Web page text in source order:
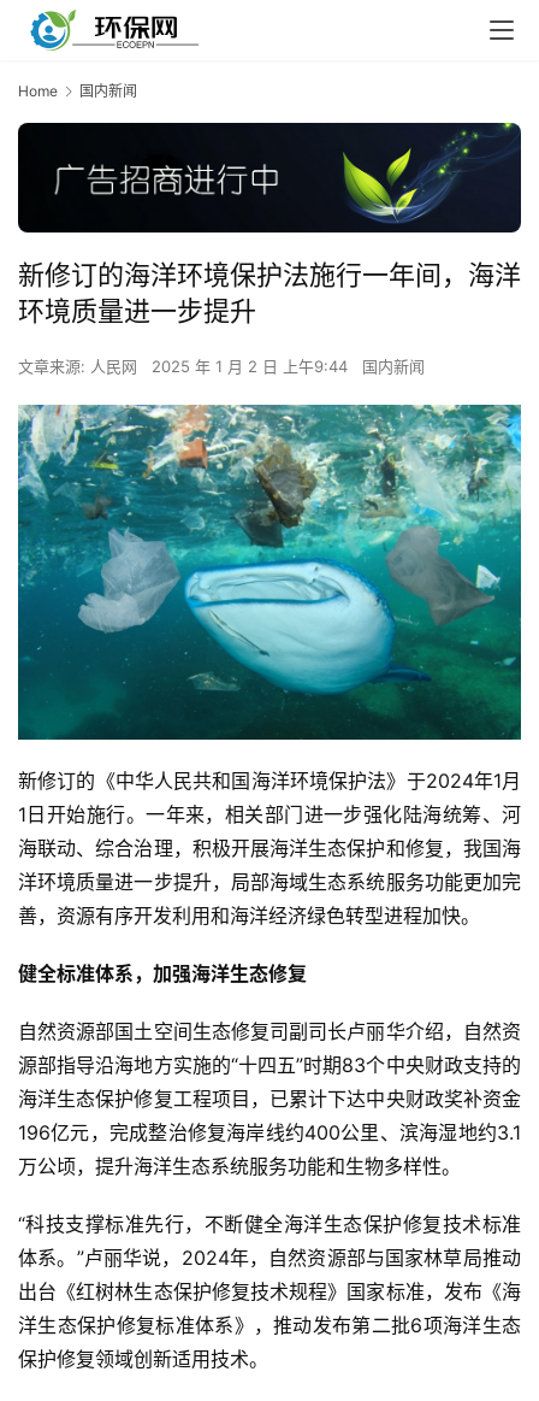
Home 国内新闻
新修订的海洋环境保护法施行一年间，海洋
环境质量进一步提升
文章来源: 人民网 2025 年 1 月 2 日 上午9:44 国内新闻
新修订的《中华人民共和国海洋环境保护法》于2024年1月
1日开始施行。一年来，相关部门进一步强化陆海统筹、河
海联动、综合治理，积极开展海洋生态保护和修复，我国海
洋环境质量进一步提升，局部海域生态系统服务功能更加完
善，资源有序开发利用和海洋经济绿色转型进程加快。
健全标准体系，加强海洋生态修复
自然资源部国土空间生态修复司副司长卢丽华介绍，自然资
源部指导沿海地方实施的“十四五”时期83个中央财政支持的
海洋生态保护修复工程项目，已累计下达中央财政奖补资金
196亿元，完成整治修复海岸线约400公里、滨海湿地约3.1
万公顷，提升海洋生态系统服务功能和生物多样性。
“科技支撑标准先行，不断健全海洋生态保护修复技术标准
体系。”卢丽华说，2024年，自然资源部与国家林草局推动
出台《红树林生态保护修复技术规程》国家标准，发布《海
洋生态保护修复标准体系》，推动发布第二批6项海洋生态
保护修复领域创新适用技术。